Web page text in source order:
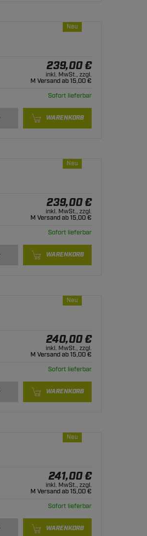
Neu
239,00 €
inkl. MwSt., zzgl.
M Versand ab 15,00 €
Sofort lieferbar
WARENKORB
Neu
239,00 €
inkl. MwSt., zzgl.
M Versand ab 15,00 €
Sofort lieferbar
WARENKORB
Neu
240,00 €
inkl. MwSt., zzgl.
M Versand ab 15,00 €
Sofort lieferbar
WARENKORB
Neu
241,00 €
inkl. MwSt., zzgl.
M Versand ab 15,00 €
Sofort lieferbar
WARENKORB